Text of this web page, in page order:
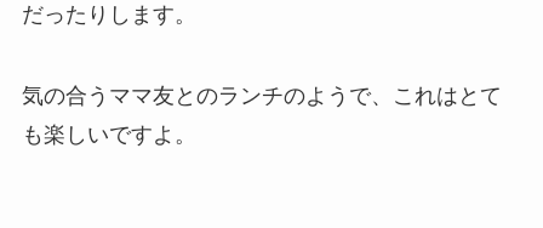
だったりします。
気の合うママ友とのランチのようで、これはとて
も楽しいですよ。